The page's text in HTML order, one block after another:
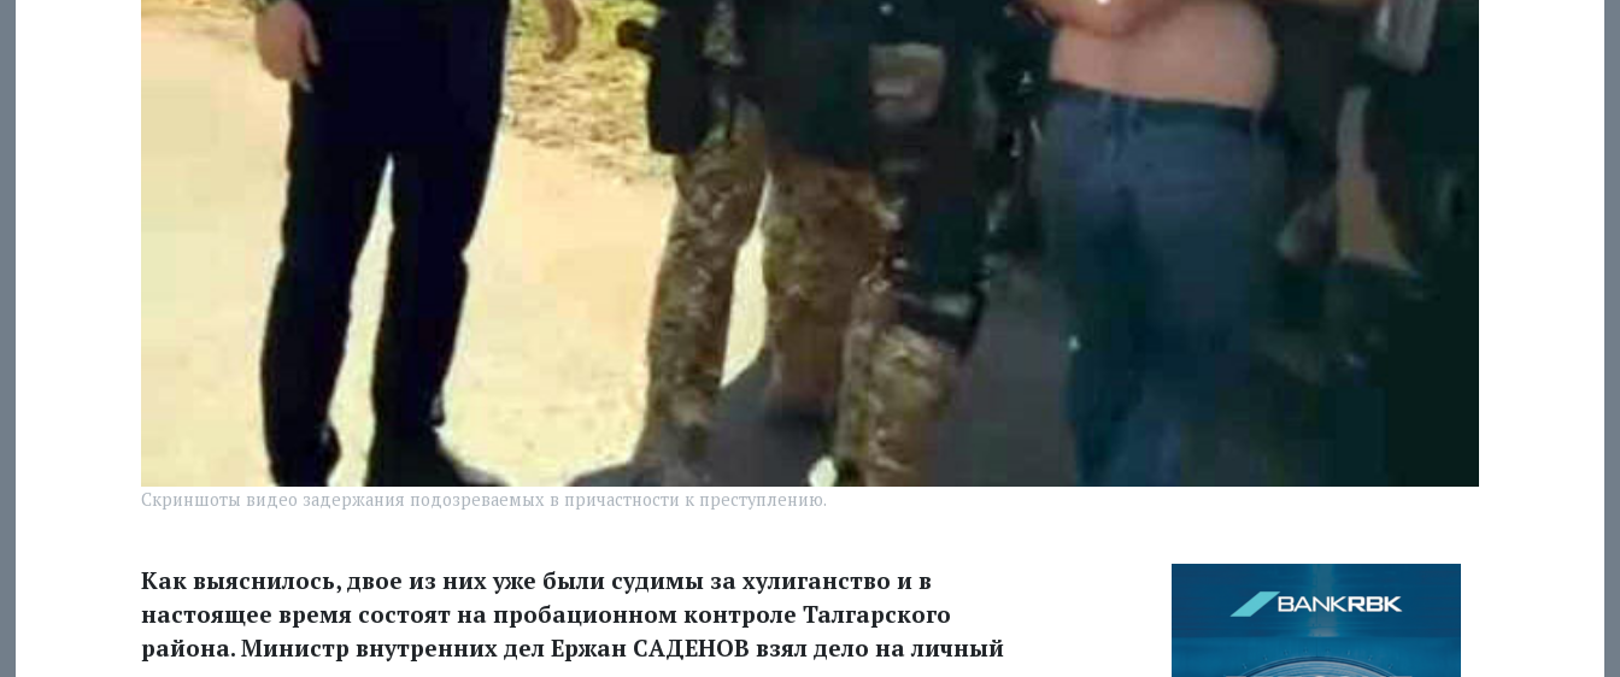
Скриншоты видео задержания подозреваемых в причастности к преступлению.
Как выяснилось, двое из них уже были судимы за хулиганство и в
настоящее время состоят на пробационном контроле Талгарского
района. Министр внутренних дел Ержан САДЕНОВ взял дело на личный